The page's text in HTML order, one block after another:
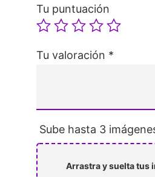
Tu puntuación
Tu valoración *
Sube hasta 3
Arrastra y suelta tus